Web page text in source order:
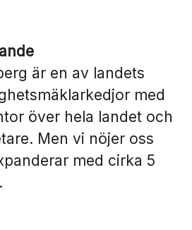
är en av landets
med
över hela landet och
Men vi nöjer oss
med cirka 5